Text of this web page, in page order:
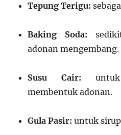
Tepung Terigu:
Baking Soda:
adonan mengembang.
Susu Cair: untuk
membentuk adonan.
Gula Pasir: untuk